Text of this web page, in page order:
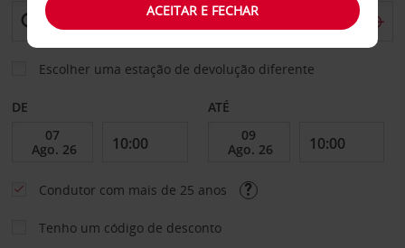
Escolher uma estação de devolução diferente
DE ATÉ
Condutor com mais de 25 anos
Tenho um código de desconto
ACEITAR E FECHAR